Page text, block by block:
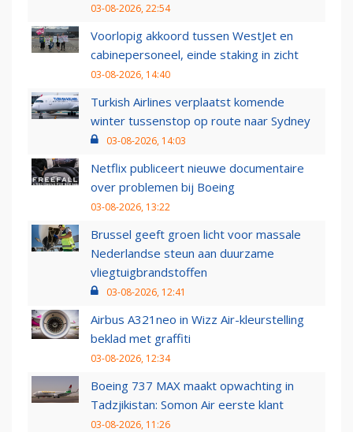
03-08-2026, 22:54
Voorlopig akkoord tussen WestJet en
cabinepersoneel, einde staking in zicht
03-08-2026, 14:40
Turkish Airlines verplaatst komende
winter tussenstop op route naar Sydney
03-08-2026, 14:03
Netflix publiceert nieuwe documentaire
over problemen bij Boeing
03-08-2026, 13:22
Brussel geeft groen licht voor massale
Nederlandse steun aan duurzame
vliegtuigbrandstoffen
03-08-2026, 12:41
Airbus A321neo in Wizz Air-kleurstelling
beklad met graffiti
03-08-2026, 12:34
Boeing 737 MAX maakt opwachting in
Tadzjikistan: Somon Air eerste klant
03-08-2026, 11:26